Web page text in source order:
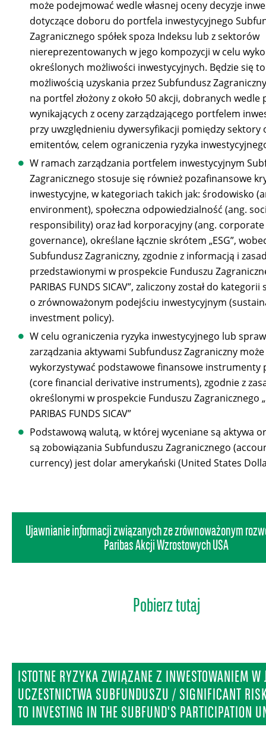
może podejmować wedle własnej oceny decyzje
dotyczące doboru do portfela inwestycyjnego
Zagranicznego spółek spoza Indeksu lub z sektorów
niereprezentowanych w jego kompozycji w celu
określonych możliwości inwestycyjnych. Będzie się to
możliwością uzyskania przez Subfundusz
na portfel złożony z około 50 akcji, dobranych
wynikających z oceny zarządzającego portfelem
przy uwzględnieniu dywersyfikacji pomiędzy sektory
emitentów, celem ograniczenia ryzyka
W ramach zarządzania portfelem inwestycyjnym
Zagranicznego stosuje się również pozafinansowe
inwestycyjne, w kategoriach takich jak: środowisko
environment), społeczna odpowiedzialność (ang.
responsibility) oraz ład korporacyjny (ang. corporate
governance), określane łącznie skrótem „ESG”,
Subfundusz Zagraniczny, zgodnie z informacją i
przedstawionymi w prospekcie Funduszu
PARIBAS FUNDS SICAV”, zaliczony został do
o zrównoważonym podejściu inwestycyjnym
investment policy).
W celu ograniczenia ryzyka inwestycyjnego lub
zarządzania aktywami Subfundusz Zagraniczny może
wykorzystywać podstawowe finansowe instrumenty
(core financial derivative instruments), zgodnie z
określonymi w prospekcie Funduszu Zagranicznego
PARIBAS FUNDS SICAV”
Podstawową walutą, w której wyceniane są aktywa
są zobowiązania Subfunduszu Zagranicznego
currency) jest dolar amerykański (United States
Ujawnianie informacji związanych ze zrównoważonym
Paribas Akcji Wzrostowych USA
Pobierz tutaj
ISTOTNE RYZYKA ZWIĄZANE Z INWESTOWANIEM W
UCZESTNICTWA SUBFUNDUSZU / SIGNIFICANT
TO INVESTING IN THE SUBFUND'S PARTICIPATION